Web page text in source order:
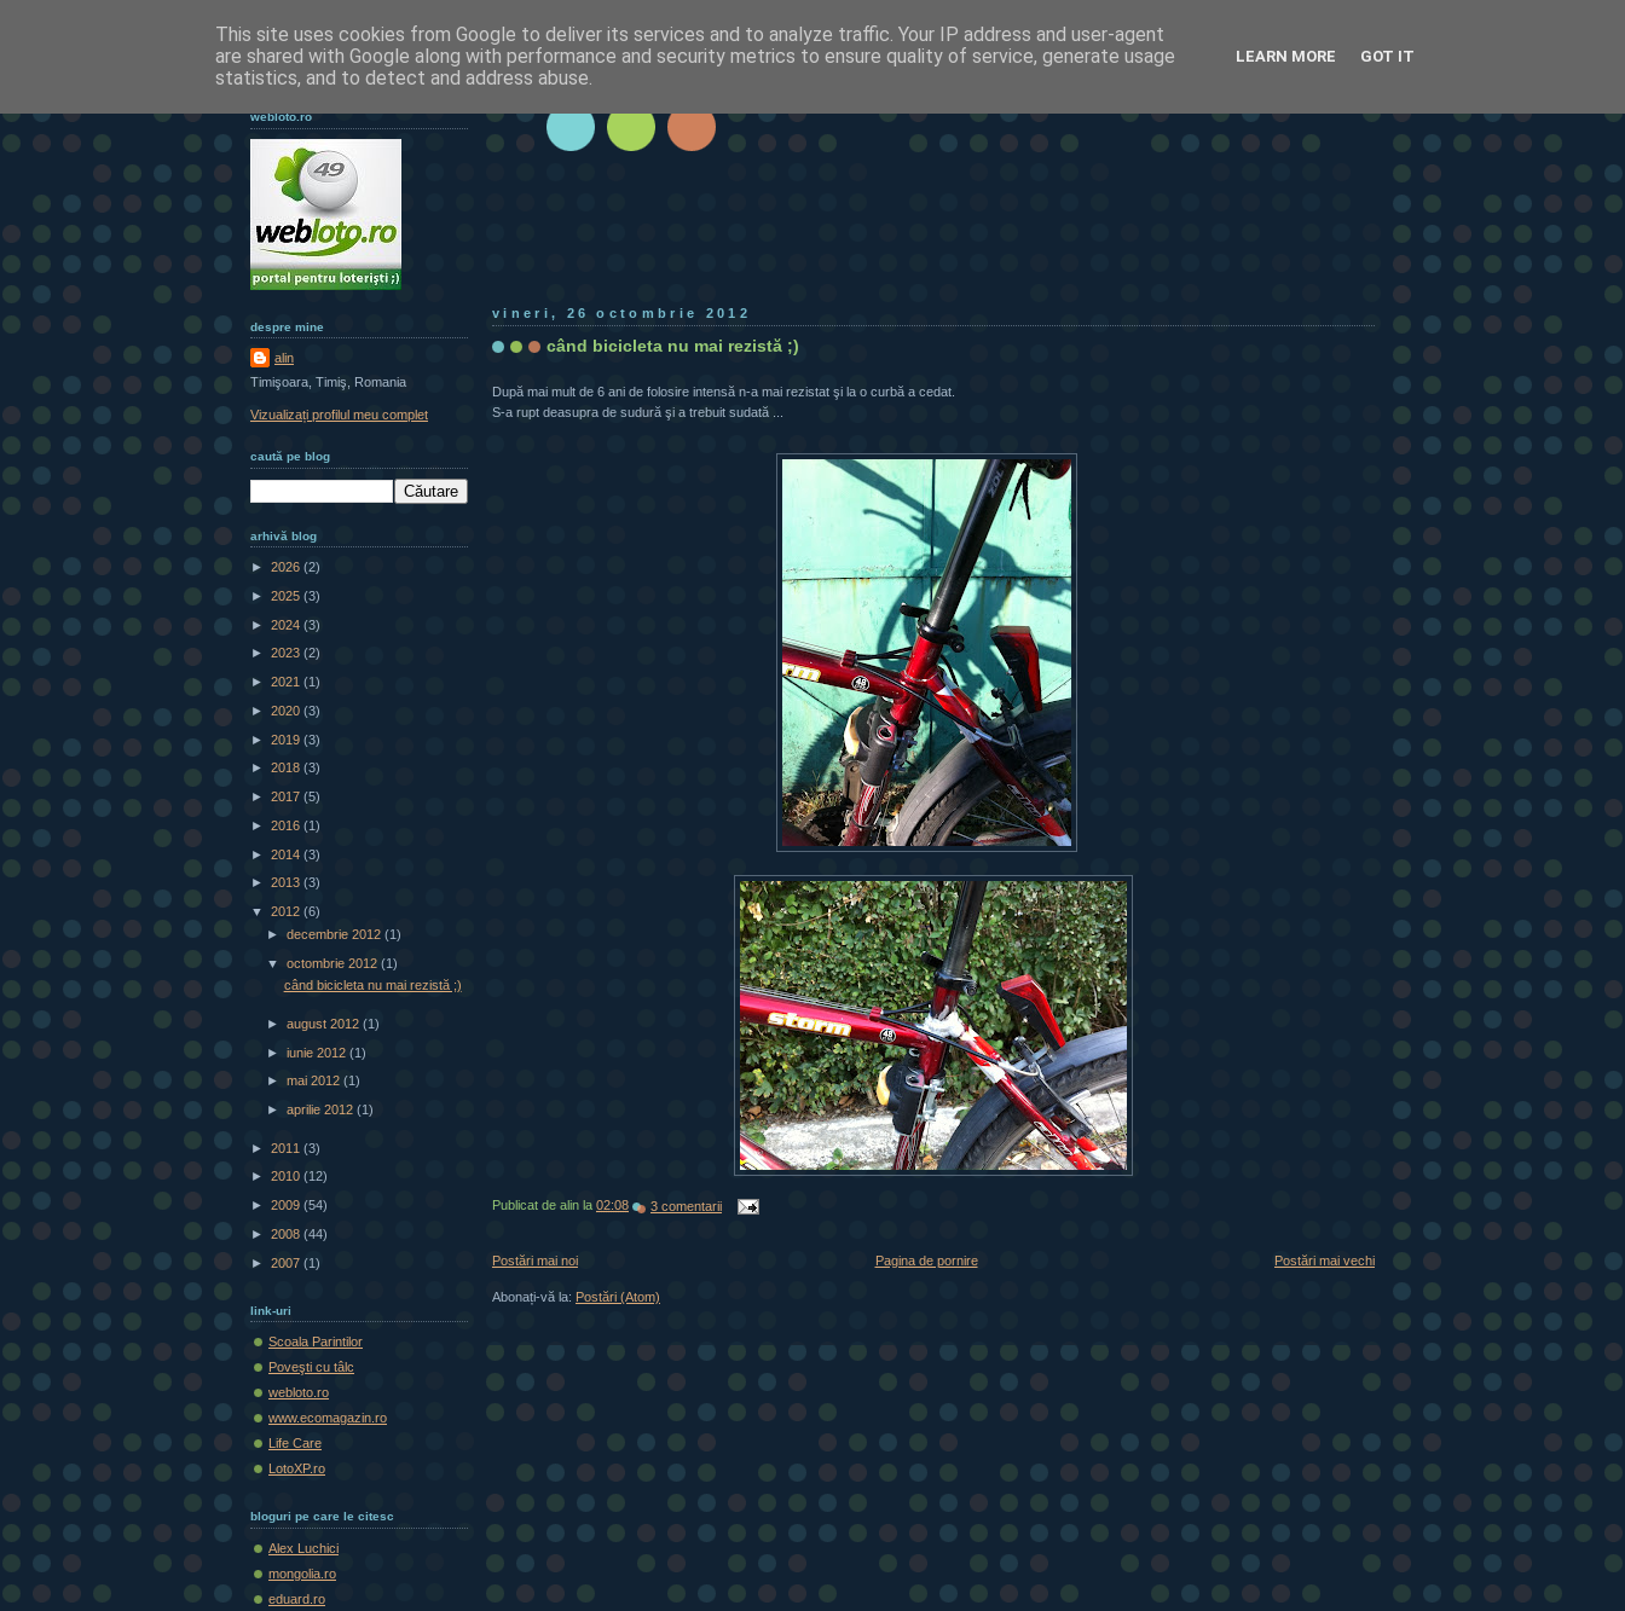
vineri, 26 octombrie 2012
când bicicleta nu mai rezistă ;)
După mai mult de 6 ani de folosire intensă n-a mai rezistat şi la o curbă a cedat.
S-a rupt deasupra de sudură şi a trebuit sudată ...
Publicat de alin la 02:08 3 comentarii
Postări mai noi Postări mai vechi
Pagina de pornire
Abonați-vă la: Postări (Atom)
webloto.ro
despre mine
alin
Timişoara, Timiş, Romania
Vizualizați profilul meu complet
caută pe blog
arhivă blog
► 2026 (2)
► 2025 (3)
► 2024 (3)
► 2023 (2)
► 2021 (1)
► 2020 (3)
► 2019 (3)
► 2018 (3)
► 2017 (5)
► 2016 (1)
► 2014 (3)
► 2013 (3)
▼ 2012 (6)
►decembrie 2012(1)
▼octombrie 2012(1)
când bicicleta nu mai rezistă ;)
►august 2012(1)
►iunie 2012(1)
►mai 2012(1)
►aprilie 2012(1)
► 2011 (3)
► 2010 (12)
► 2009 (54)
► 2008 (44)
► 2007 (1)
link-uri
Scoala Parintilor
Poveşti cu tâlc
webloto.ro
www.ecomagazin.ro
Life Care
LotoXP.ro
bloguri pe care le citesc
Alex Luchici
mongolia.ro
eduard.ro
This site uses cookies from Google to deliver its services and to analyze traffic. Your IP address and user-agent
are shared with Google along with performance and security metrics to ensure quality of service, generate usage
statistics, and to detect and address abuse.
LEARN MORE GOT IT